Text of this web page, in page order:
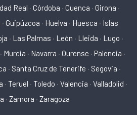
Real · Córdoba · Cuenca · Girona ·
· Guipúzcoa · Huelva · Huesca · Islas
· Las Palmas · León · Lleida · Lugo ·
· Murcia · Navarra · Ourense · Palencia ·
· Santa Cruz de Tenerife · Segovia ·
· Teruel · Toledo · Valencia · Valladolid ·
· Zamora · Zaragoza